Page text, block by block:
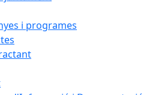
i programes